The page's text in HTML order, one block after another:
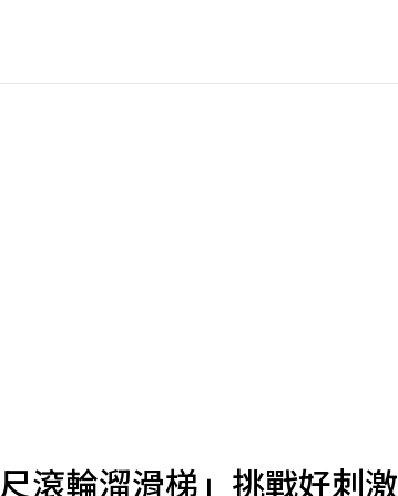
滾輪溜滑梯」挑戰好刺激